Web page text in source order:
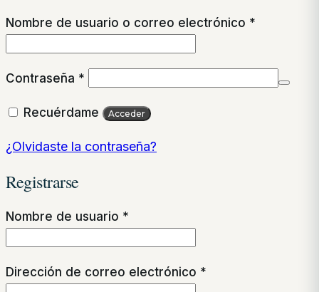
Nombre de usuario o correo electrónico *
Contraseña *
Recuérdame Acceder
¿Olvidaste la contraseña?
Registrarse
Nombre de usuario *
Dirección de correo electrónico *